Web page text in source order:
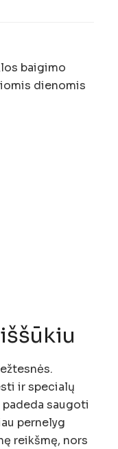
baigimo
dienomis
ir specialų
saugoti
pernelyg
reikšmę, nors